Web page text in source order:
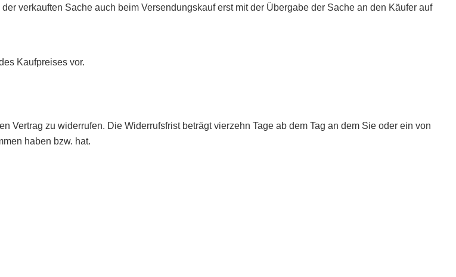
verkauften Sache auch beim Versendungskauf erst mit der Übergabe der Sache an den Käufer auf
Kaufpreises vor.
Vertrag zu widerrufen. Die Widerrufsfrist beträgt vierzehn Tage ab dem Tag an dem Sie oder ein von
haben bzw. hat.